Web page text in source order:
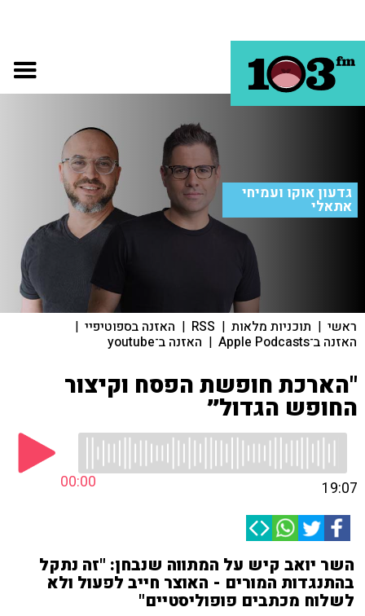
גדעון אוקו ועמיחי
אתאלי
ראשי | תוכניות מלאות |
RSS
| האזנה בספוטיפיי |
האזנה ב־Apple Podcasts | האזנה ב־youtube
"הארכת חופשת הפסח וקיצור
החופש הגדול״
00:00 19:07
השר יואב קיש על המתווה שנבחן: "זה נתקל
בהתנגדות המורים - האוצר חייב לפעול ולא
לשלוח מכתבים פופוליסטיים"